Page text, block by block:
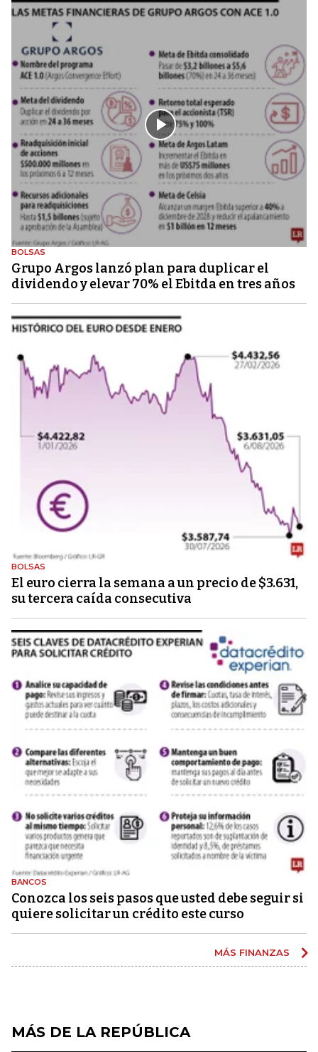
BOLSAS
Grupo Argos lanzó plan para duplicar el
dividendo y elevar 70% el Ebitda en tres años
BOLSAS
El euro cierra la semana a un precio de $3.631,
su tercera caída consecutiva
BANCOS
Conozca los seis pasos que usted debe seguir si
quiere solicitar un crédito este curso
MÁS FINANZAS
MÁS DE LA REPÚBLICA